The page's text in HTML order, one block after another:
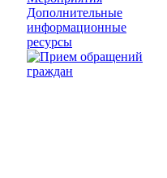
Дополнительные
информационные
ресурсы